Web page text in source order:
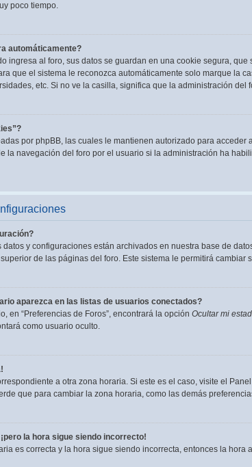
poco tiempo.
automáticamente?
ingresa al foro, sus datos se guardan en una cookie segura,
que el sistema le reconozca automáticamente solo marque la
etc. Si no ve la casilla, significa que la administración del
por phpBB, las cuales le mantienen autorizado para
la navegación del foro por el usuario si la administración ha
y configuraciones están archivados en nuestra base de
de las páginas del foro. Este sistema le permitirá cambiar
aparezca en las listas de usuarios conectados?
en “Preferencias de Foros”, encontrará la opción Ocultar mi
como usuario oculto.
a otra zona horaria. Si este es el caso, visite el
que para cambiar la zona horaria, como las demás
la hora sigue siendo incorrecto!
es correcta y la hora sigue siendo incorrecta, entonces la